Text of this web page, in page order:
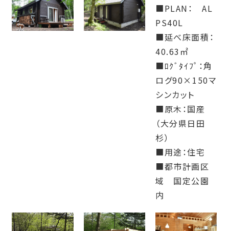
■PLAN： AL
PS40L
■延べ床面積：
40.63㎡
■ﾛｸﾞﾀｲﾌﾟ：角
ログ90×150マ
シンカット
■原木：国産
（大分県日田
杉）
■用途：住宅
■都市計画区
域 国定公園
内